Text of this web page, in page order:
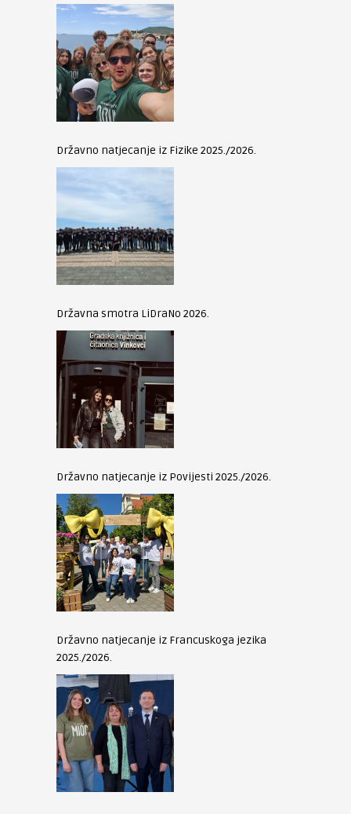
Državno natjecanje iz Fizike 2025./2026.
Državna smotra LiDraNo 2026.
Državno natjecanje iz Povijesti 2025./2026.
Državno natjecanje iz Francuskoga jezika
2025./2026.